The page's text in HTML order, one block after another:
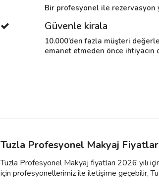
Bir profesyonel ile rezervasyon
Güvenle kirala
10.000’den fazla müşteri
emanet etmeden önce
Tuzla Profesyonel Makyaj
Tuzla Profesyonel Makyaj fiyatları 2026 yılı
için profesyonellerimiz ile iletişime geçebilir,